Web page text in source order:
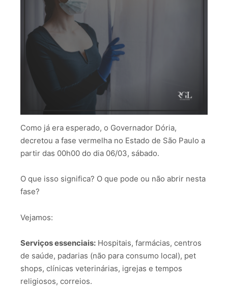
Como já era esperado, o Governador Dória,
decretou a fase vermelha no Estado de São Paulo a
partir das 00h00 do dia 06/03, sábado.
O que isso significa? O que pode ou não abrir nesta
fase?
Vejamos:
Serviços essenciais: Hospitais, farmácias, centros
de saúde, padarias (não para consumo local), pet
shops, clínicas veterinárias, igrejas e tempos
religiosos, correios.